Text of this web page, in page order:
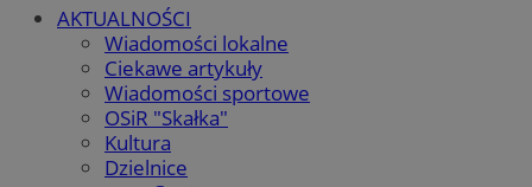
AKTUALNOŚCI
Wiadomości lokalne
Ciekawe artykuły
Wiadomości sportowe
OSiR "Skałka"
Kultura
Dzielnice